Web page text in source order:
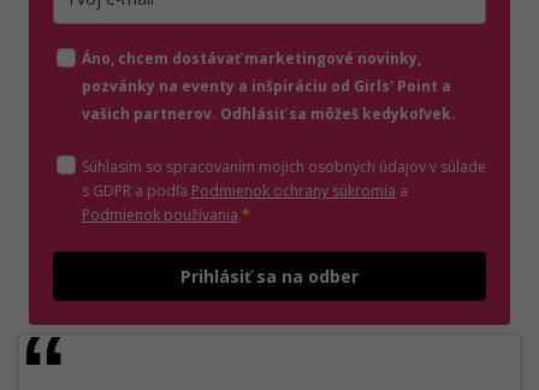
Áno, chcem dostávať marketingové novinky,
pozvánky na eventy a inšpiráciu od Girls' Point a
vašich partnerov. Odhlásiť sa môžeš kedykoľvek.
Súhlasím so spracovaním mojich osobných údajov v súlade
s GDPR a podľa Podmienok ochrany súkromia (otvorí sa v novom
a
Podmienok používania(otvorí sa v novom okne)
.*
Prihlásiť sa na odber